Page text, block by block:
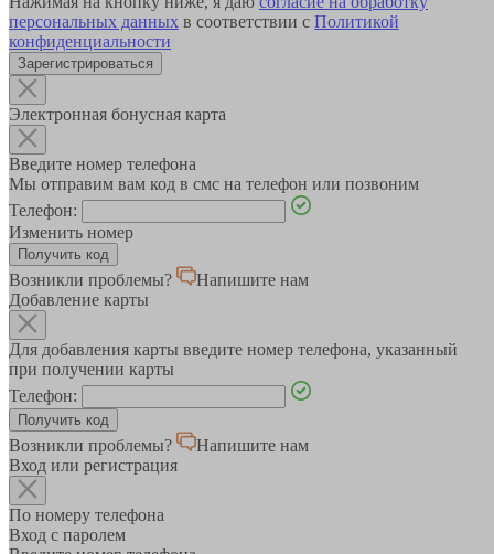
персональных данных в соответствии с Политикой
конфиденциальности
Зарегистрироваться
Электронная бонусная карта
Введите номер телефона
Мы отправим вам код в смс на телефон или позвоним
Телефон:
Изменить номер
Возникли проблемы?
Напишите нам
Добавление карты
Для добавления карты введите номер телефона, указанный
при получении карты
Телефон:
Возникли проблемы?
Напишите нам
Вход или регистрация
По номеру телефона
Вход с паролем